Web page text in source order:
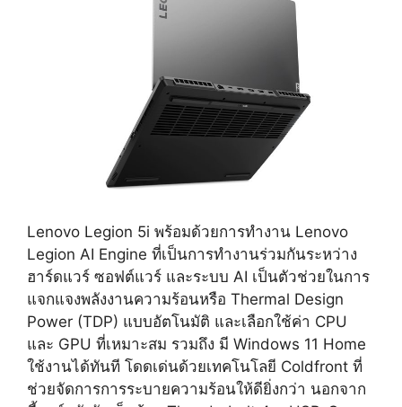
Lenovo Legion 5i พร้อมด้วยการทำงาน Lenovo
Legion AI Engine ที่เป็นการทำงานร่วมกันระหว่าง
ฮาร์ดแวร์ ซอฟต์แวร์ และระบบ AI เป็นตัวช่วยในการ
แจกแจงพลังงานความร้อนหรือ Thermal Design
Power (TDP) แบบอัตโนมัติ และเลือกใช้ค่า CPU
และ GPU ที่เหมาะสม รวมถึง มี Windows 11 Home
ใช้งานได้ทันที โดดเด่นด้วยเทคโนโลยี Coldfront ที่
ช่วยจัดการการระบายความร้อนให้ดียิ่งกว่า นอกจาก